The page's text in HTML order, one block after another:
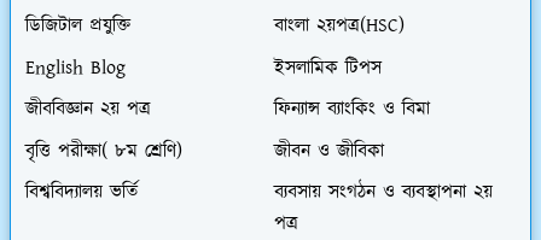
ডিজিটাল প্রযুক্তি
বাংলা ২য়পত্র(HSC)
English Blog
ইসলামিক টিপস
জীববিজ্ঞান ২য় পত্র
ফিন্যান্স ব্যাংকিং ও বিমা
বৃত্তি পরীক্ষা( ৮ম শ্রেণি)
জীবন ও জীবিকা
বিশ্ববিদ্যালয় ভর্তি
ব্যবসায় সংগঠন ও ব্যবস্থাপনা ২য়
পত্র